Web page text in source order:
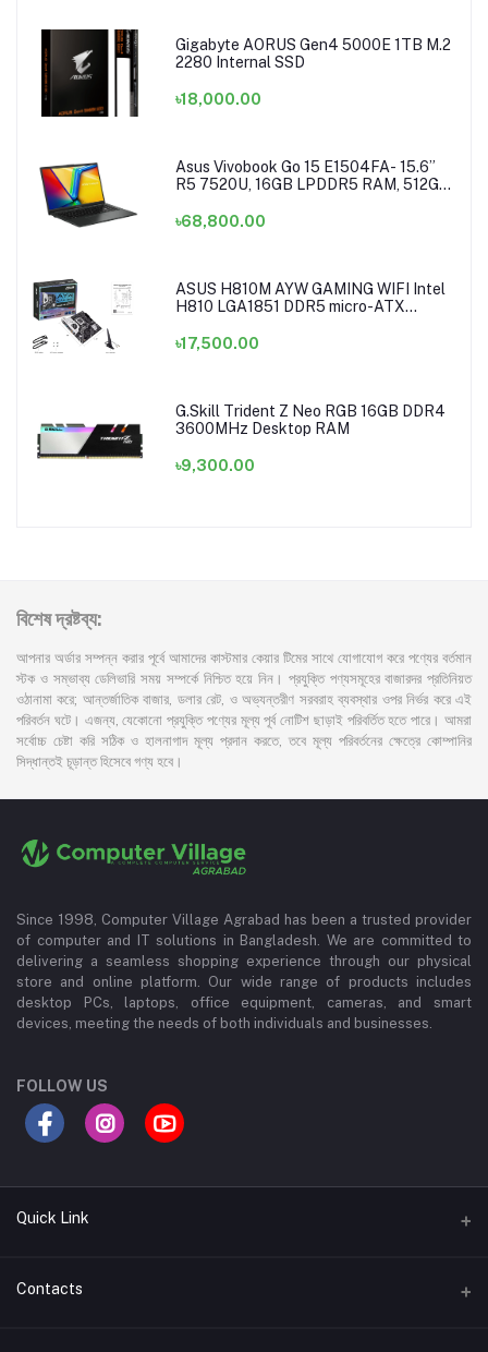
Gigabyte AORUS Gen4 5000E 1TB M.2
2280 Internal SSD
৳18,000.00
Asus Vivobook Go 15 E1504FA- 15.6”
R5 7520U, 16GB LPDDR5 RAM, 512GB
৳68,800.00
ASUS H810M AYW GAMING WIFI Intel
H810 LGA1851 DDR5 micro-ATX
৳17,500.00
G.Skill Trident Z Neo RGB 16GB DDR4
3600MHz Desktop RAM
৳9,300.00
বিশেষ দ্রষ্টব্য:
আপনার অর্ডার সম্পন্ন করার পূর্বে আমাদের কাস্টমার কেয়ার টিমের সাথে যোগাযোগ করে পণ্যের বর্তমান
স্টক ও সম্ভাব্য ডেলিভারি সময় সম্পর্কে নিশ্চিত হয়ে নিন। প্রযুক্তি পণ্যসমূহের বাজারদর প্রতিনিয়ত
ওঠানামা করে; আন্তর্জাতিক বাজার, ডলার রেট, ও অভ্যন্তরীণ সরবরাহ ব্যবস্থার ওপর নির্ভর করে এই
পরিবর্তন ঘটে। এজন্য, যেকোনো প্রযুক্তি পণ্যের মূল্য পূর্ব নোটিশ ছাড়াই পরিবর্তিত হতে পারে। আমরা
সর্বোচ্চ চেষ্টা করি সঠিক ও হালনাগাদ মূল্য প্রদান করতে, তবে মূল্য পরিবর্তনের ক্ষেত্রে কোম্পানির
সিদ্ধান্তই চূড়ান্ত হিসেবে গণ্য হবে।
Since 1998, Computer Village Agrabad has been a trusted provider
of computer and IT solutions in Bangladesh. We are committed to
delivering a seamless shopping experience through our physical
store and online platform. Our wide range of products includes
desktop PCs, laptops, office equipment, cameras, and smart
devices, meeting the needs of both individuals and businesses.
FOLLOW US
Quick Link
About Us
Contacts